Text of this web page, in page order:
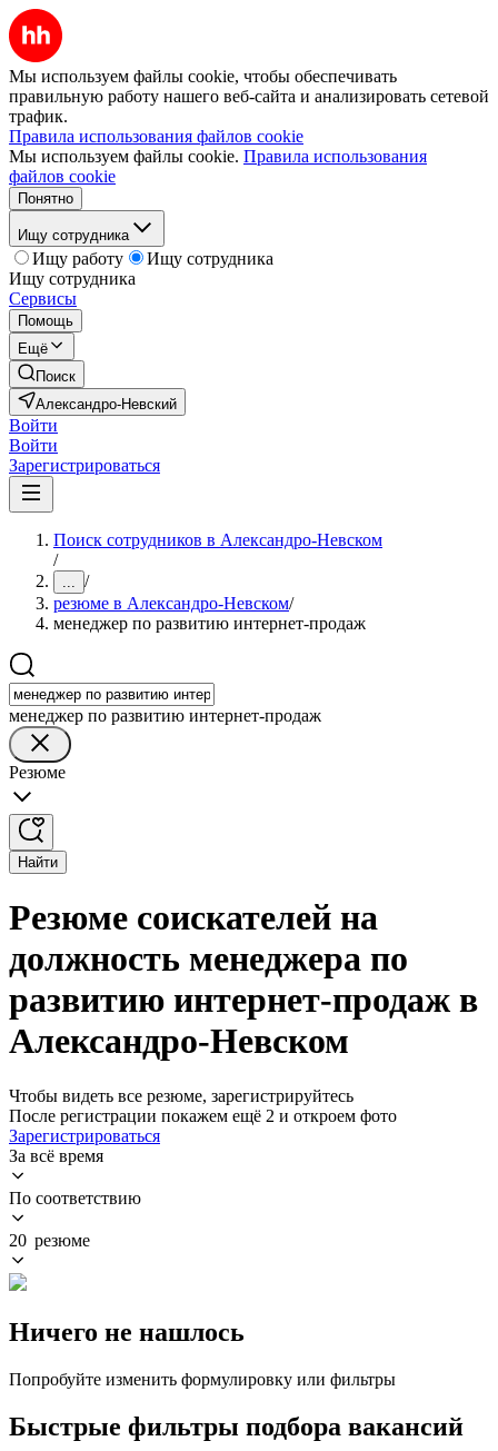
Мы используем файлы cookie, чтобы обеспечивать
правильную работу нашего веб-сайта и анализировать сетевой
трафик.
Правила использования файлов cookie
Мы используем файлы cookie. Правила использования
файлов cookie
Понятно
Ищу сотрудника
Ищу работу
Ищу сотрудника
Ищу сотрудника
Сервисы
Помощь
Ещё
Поиск
Александро-Невский
Войти
Войти
Зарегистрироваться
Поиск сотрудников в Александро-Невском
/
... /
резюме в Александро-Невском/
менеджер по развитию интернет-продаж
менеджер по развитию интернет-продаж
Резюме
Найти
Резюме соискателей на
должность менеджера по
развитию интернет-продаж в
Александро-Невском
Чтобы видеть все резюме, зарегистрируйтесь
После регистрации покажем ещё 2 и откроем фото
Зарегистрироваться
За всё время
По соответствию
20 резюме
Ничего не нашлось
Попробуйте изменить формулировку или фильтры
Быстрые фильтры подбора вакансий